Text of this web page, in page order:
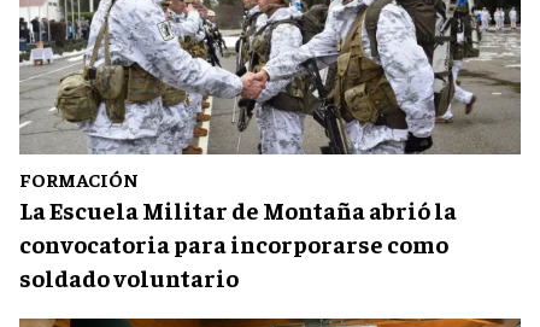
FORMACIÓN
La Escuela Militar de Montaña abrió la
convocatoria para incorporarse como
soldado voluntario